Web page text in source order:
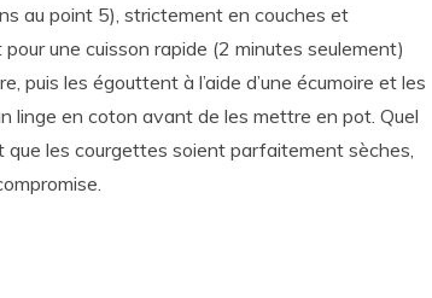
au point 5), strictement en couches et
une cuisson rapide (2 minutes seulement)
puis les égouttent à l’aide d’une écumoire et les
linge en coton avant de les mettre en pot. Quel
les courgettes soient parfaitement sèches,